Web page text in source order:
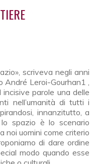
scriveva negli anni
André Leroi-Gourhan1 ,
parole una delle
nell’umanità di tutti i
innanzitutto, a
spazio è lo scenario
noi uomini come criterio
di dare ordine
modo quando esse